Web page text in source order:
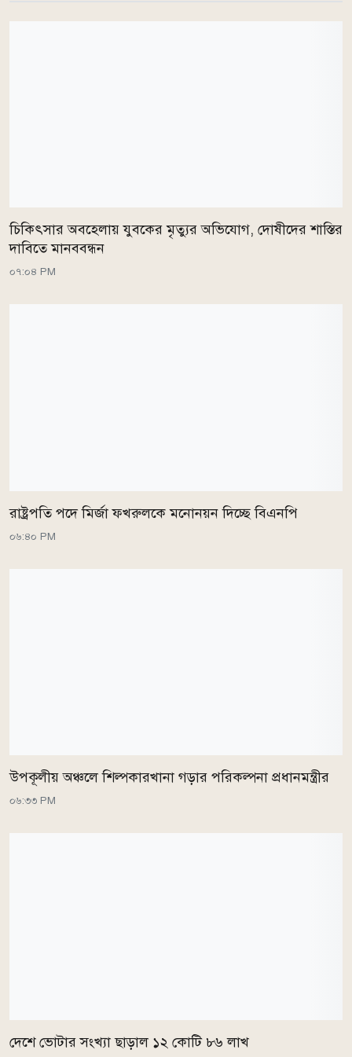
চিকিৎসার অবহেলায় যুবকের মৃত্যুর অভিযোগ, দোষীদের শাস্তির
দাবিতে মানববন্ধন
০৭:০৪ PM
রাষ্ট্রপতি পদে মির্জা ফখরুলকে মনোনয়ন দিচ্ছে বিএনপি
০৬:৪০ PM
উপকূলীয় অঞ্চলে শিল্পকারখানা গড়ার পরিকল্পনা প্রধানমন্ত্রীর
০৬:৩৩ PM
দেশে ভোটার সংখ্যা ছাড়াল ১২ কোটি ৮৬ লাখ